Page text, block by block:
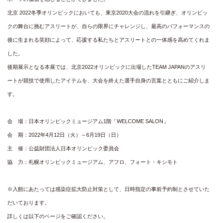
北京 2022冬季オリンピックにおいても、東京2020大会の流れを引継ぎ、オリンピッ
クの舞台に挑むアスリートが、自らの限界にチャレンジし、最高のパフォーマンスの
後に生まれる笑顔によって、応援する私たちとアスリートとの一体感を高めてくれま
した。
後期展示となる本展では、北京2022オリンピックに出場したTEAM JAPANのアスリ
ートが競技で使用したアイテムを、大会を終えた選手自身の言葉とともにご紹介しま
す。
会 場：日本オリンピックミュージアム1階「WELCOME SALON」
会 期：2022年4月12日（火）～6月19日（日）
主 催：公益財団法人日本オリンピック委員会
協 力：札幌オリンピックミュージアム、アフロ、フォート・キシモト
※入館にあたっては感染症拡大防止対策として、日時指定の事前予約制とさせていた
だいております。
詳しくは以下のページをご確認ください。